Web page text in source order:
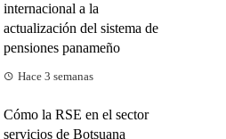
internacional a la
actualización del sistema de
pensiones panameño
Hace 3 semanas
Cómo la RSE en el sector
servicios de Botsuana